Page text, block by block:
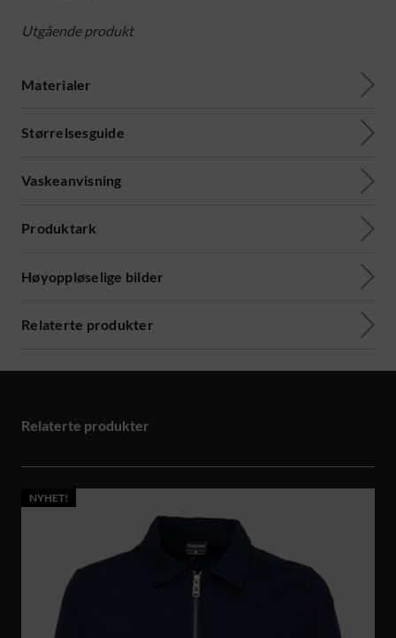
Utgående produkt
Materialer
Størrelsesguide
Vaskeanvisning
Produktark
Høyoppløselige bilder
Relaterte produkter
Relaterte produkter
NYHET!